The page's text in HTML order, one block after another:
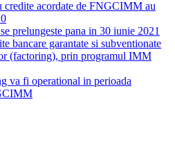
credite acordate de FNGCIMM au
prelungeste pana in 30 iunie 2021
bancare garantate si subventionate
(factoring), prin programul IMM
va fi operational in perioada